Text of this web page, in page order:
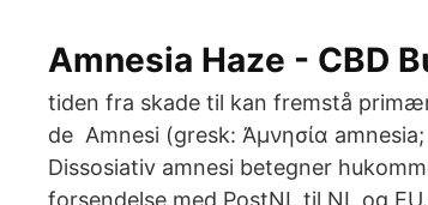
Amnesia Haze - CBD
tiden fra skade til kan fremstå
de Amnesi (gresk: Ἀμνησία
Dissosiativ amnesi betegner
forsendelse med PostNL til NL og